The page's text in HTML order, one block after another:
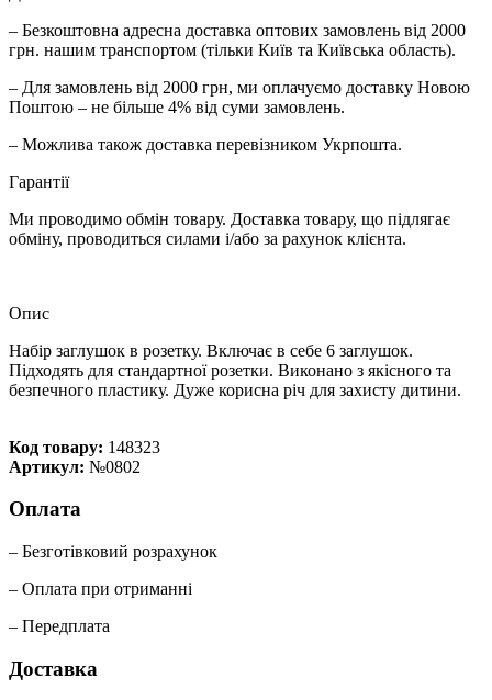
– Безкоштовна адресна доставка оптових замовлень від 2000
грн. нашим транспортом (тільки Київ та Київська область).
– Для замовлень від 2000 грн, ми оплачуємо доставку Новою
Поштою – не більше 4% від суми замовлень.
– Можлива також доставка перевізником Укрпошта.
Гарантії
Ми проводимо обмін товару. Доставка товару, що підлягає
обміну, проводиться силами і/або за рахунок клієнта.
Опис
Набір заглушок в розетку. Включає в себе 6 заглушок.
Підходять для стандартної розетки. Виконано з якісного та
безпечного пластику. Дуже корисна річ для захисту дитини.
Код товару: 148323
Артикул: №0802
Оплата
– Безготівковий розрахунок
– Оплата при отриманні
– Передплата
Доставка